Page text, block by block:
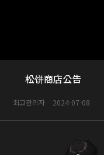
松饼商店公告
최고관리자 2024-07-08